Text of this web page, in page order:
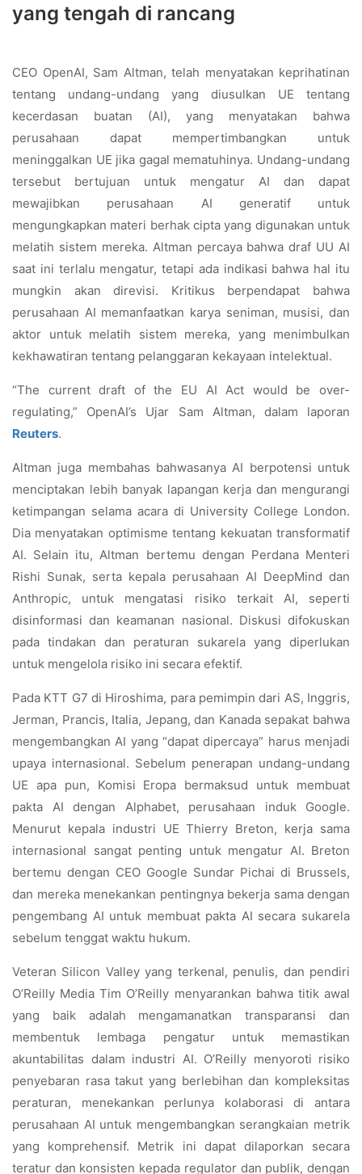
yang tengah di rancang
CEO OpenAI, Sam Altman, telah menyatakan keprihatinan
tentang undang-undang yang diusulkan UE tentang
kecerdasan buatan (AI), yang menyatakan bahwa
perusahaan dapat mempertimbangkan untuk
meninggalkan UE jika gagal mematuhinya. Undang-undang
tersebut bertujuan untuk mengatur AI dan dapat
mewajibkan perusahaan AI generatif untuk
mengungkapkan materi berhak cipta yang digunakan untuk
melatih sistem mereka. Altman percaya bahwa draf UU AI
saat ini terlalu mengatur, tetapi ada indikasi bahwa hal itu
mungkin akan direvisi. Kritikus berpendapat bahwa
perusahaan AI memanfaatkan karya seniman, musisi, dan
aktor untuk melatih sistem mereka, yang menimbulkan
kekhawatiran tentang pelanggaran kekayaan intelektual.
“The current draft of the EU AI Act would be over-
regulating,” OpenAI’s Ujar Sam Altman, dalam laporan
Reuters.
Altman juga membahas bahwasanya AI berpotensi untuk
menciptakan lebih banyak lapangan kerja dan mengurangi
ketimpangan selama acara di University College London.
Dia menyatakan optimisme tentang kekuatan transformatif
AI. Selain itu, Altman bertemu dengan Perdana Menteri
Rishi Sunak, serta kepala perusahaan AI DeepMind dan
Anthropic, untuk mengatasi risiko terkait AI, seperti
disinformasi dan keamanan nasional. Diskusi difokuskan
pada tindakan dan peraturan sukarela yang diperlukan
untuk mengelola risiko ini secara efektif.
Pada KTT G7 di Hiroshima, para pemimpin dari AS, Inggris,
Jerman, Prancis, Italia, Jepang, dan Kanada sepakat bahwa
mengembangkan AI yang “dapat dipercaya” harus menjadi
upaya internasional. Sebelum penerapan undang-undang
UE apa pun, Komisi Eropa bermaksud untuk membuat
pakta AI dengan Alphabet, perusahaan induk Google.
Menurut kepala industri UE Thierry Breton, kerja sama
internasional sangat penting untuk mengatur AI. Breton
bertemu dengan CEO Google Sundar Pichai di Brussels,
dan mereka menekankan pentingnya bekerja sama dengan
pengembang AI untuk membuat pakta AI secara sukarela
sebelum tenggat waktu hukum.
Veteran Silicon Valley yang terkenal, penulis, dan pendiri
O’Reilly Media Tim O’Reilly menyarankan bahwa titik awal
yang baik adalah mengamanatkan transparansi dan
membentuk lembaga pengatur untuk memastikan
akuntabilitas dalam industri AI. O’Reilly menyoroti risiko
penyebaran rasa takut yang berlebihan dan kompleksitas
peraturan, menekankan perlunya kolaborasi di antara
perusahaan AI untuk mengembangkan serangkaian metrik
yang komprehensif. Metrik ini dapat dilaporkan secara
teratur dan konsisten kepada regulator dan publik, dengan